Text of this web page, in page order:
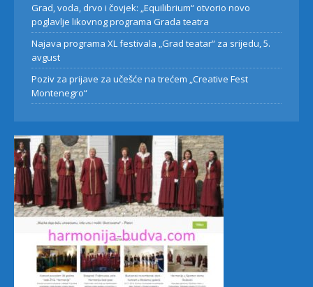
Grad, voda, drvo i čovjek: „Equilibrium“ otvorio novo
poglavlje likovnog programa Grada teatra
Najava programa XL festivala „Grad teatar“ za srijedu, 5.
avgust
Poziv za prijave za učešće na trećem „Creative Fest
Montenegro“